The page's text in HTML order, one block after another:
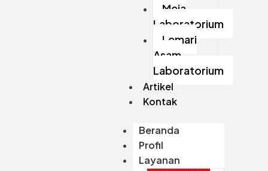
Meja
Laboratorium
Lemari
Asam
Laboratorium
Artikel
Kontak
Beranda
Profil
Layanan